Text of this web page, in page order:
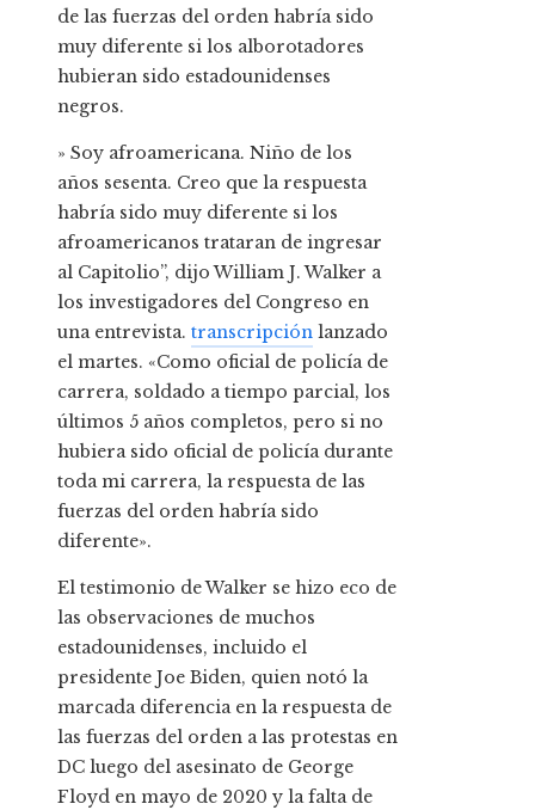
de las fuerzas del orden habría sido
muy diferente si los alborotadores
hubieran sido estadounidenses
negros.
» Soy afroamericana. Niño de los
años sesenta. Creo que la respuesta
habría sido muy diferente si los
afroamericanos trataran de ingresar
al Capitolio”, dijo William J. Walker a
los investigadores del Congreso en
una entrevista. transcripción lanzado
el martes. «Como oficial de policía de
carrera, soldado a tiempo parcial, los
últimos 5 años completos, pero si no
hubiera sido oficial de policía durante
toda mi carrera, la respuesta de las
fuerzas del orden habría sido
diferente».
El testimonio de Walker se hizo eco de
las observaciones de muchos
estadounidenses, incluido el
presidente Joe Biden, quien notó la
marcada diferencia en la respuesta de
las fuerzas del orden a las protestas en
DC luego del asesinato de George
Floyd en mayo de 2020 y la falta de